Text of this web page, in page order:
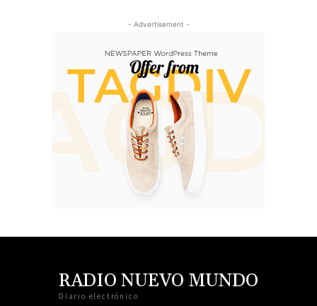
- Advertisement -
RADIO NUEVO MUNDO
Diario electrónico